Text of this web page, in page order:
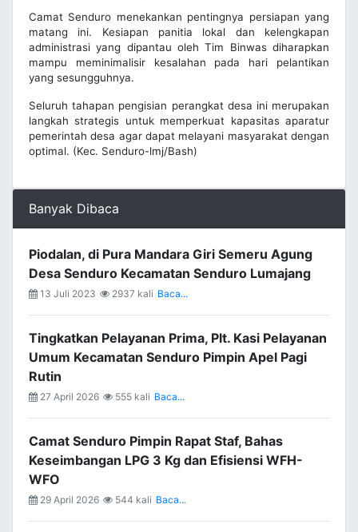
Camat Senduro menekankan pentingnya persiapan yang
matang ini. Kesiapan panitia lokal dan kelengkapan
administrasi yang dipantau oleh Tim Binwas diharapkan
mampu meminimalisir kesalahan pada hari pelantikan
yang sesungguhnya.
Seluruh tahapan pengisian perangkat desa ini merupakan
langkah strategis untuk memperkuat kapasitas aparatur
pemerintah desa agar dapat melayani masyarakat dengan
optimal. (Kec. Senduro-lmj/Bash)
Banyak Dibaca
Piodalan, di Pura Mandara Giri Semeru Agung
Desa Senduro Kecamatan Senduro Lumajang
13 Juli 2023 2937 kali Baca...
Tingkatkan Pelayanan Prima, Plt. Kasi Pelayanan
Umum Kecamatan Senduro Pimpin Apel Pagi
Rutin
27 April 2026 555 kali Baca...
Camat Senduro Pimpin Rapat Staf, Bahas
Keseimbangan LPG 3 Kg dan Efisiensi WFH-
WFO
29 April 2026 544 kali Baca...